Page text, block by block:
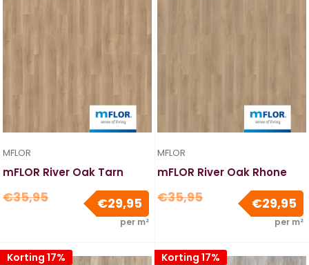
MFLOR
mFLOR River Oak Tarn
Normale
€35,95 Verkoopprijs
€29,95
per m²
MFLOR
mFLOR River Oak Rhone
Normale
€35,95 €29,95
per m²
Korting 17% Korting 17%